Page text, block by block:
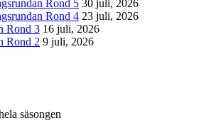
Rond 5 30 juli, 2026
Rond 4 23 juli, 2026
Rond 3 16 juli, 2026
Rond 2 9 juli, 2026
säsongen